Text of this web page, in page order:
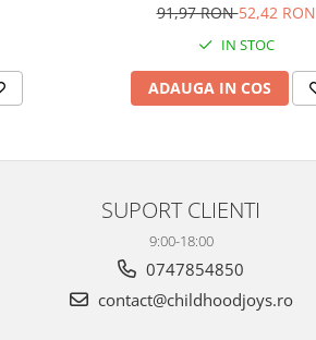
91,97 RON52,42 RON
IN STOC
ADAUGA IN COS
SUPORT CLIENTI
9:00-18:00
0747854850
contact@childhoodjoys.ro